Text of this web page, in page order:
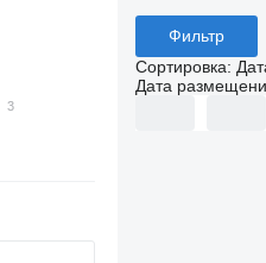
Фильтр
Сортировка:
Дата